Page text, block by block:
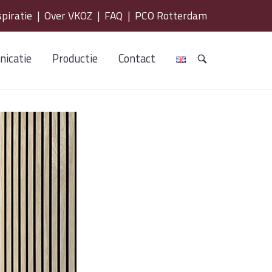
| Over VKOZ | FAQ | PCO Rotterdam
Productie Contact
OPEN